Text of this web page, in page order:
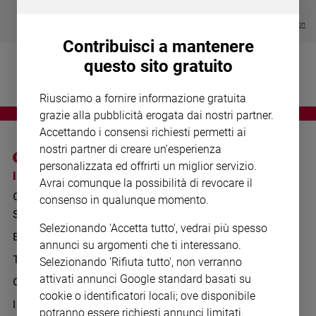
Devozione
fede
giorno
Santo
del
Società
e
valori
Visualizza tutte le collection
I SITI SAN PAOLO
GRUPPO EDITORIALE
SAN PAOLO
BENESSERE
TELENOVA
GAZZETTA D'ALBA
IL GIORNALINO
NOTE LEGALI
PRIVACY POLICY
WHISTLEBLOWING
SOCIAL
Contribuisci a mantenere
questo sito gratuito
Riusciamo a fornire informazione gratuita
grazie alla pubblicità erogata dai nostri partner.
Accettando i consensi richiesti permetti ai
nostri partner di creare un'esperienza
personalizzata ed offrirti un miglior servizio.
Avrai comunque la possibilità di revocare il
consenso in qualunque momento.
Selezionando 'Accetta tutto', vedrai più spesso
annunci su argomenti che ti interessano.
Selezionando 'Rifiuta tutto', non verranno
attivati annunci Google standard basati su
cookie o identificatori locali; ove disponibile
potranno essere richiesti annunci limitati.